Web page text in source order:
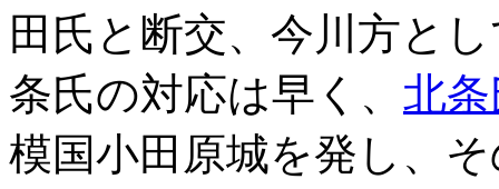
田氏と断交、今川方と
条氏の対応は早く、 北
模国小田原城を発し、